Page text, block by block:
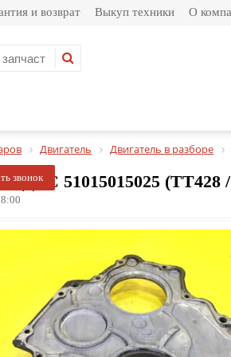
и возврат Выкуп техники О
звонок
Двигатель Двигатель в разборе
ДВС 51015015025 (TT428